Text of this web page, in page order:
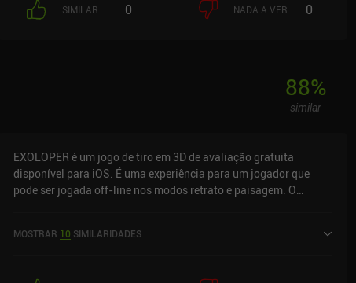
SIMILAR 0 NADA A VER 0
88%
similar
EXOLOPER é um jogo de tiro em 3D de avaliação gratuita
disponível para iOS. É uma experiência para um jogador que
pode ser jogada off-line nos modos retrato e paisagem. O
MOSTRAR 10 SIMILARIDADES